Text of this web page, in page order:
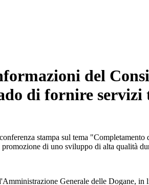
del
di fornire
stampa sul tema
di uno sviluppo di alta qualità
Generale delle Dogane,